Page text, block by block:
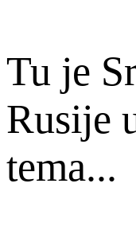
Tu je
Rusije
tema...